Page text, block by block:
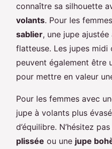
connaître sa silhouette
volants. Pour les
sablier, une jupe
flatteuse. Les jupes midi
peuvent également être
pour mettre en valeur
Pour les femmes avec
jupe à volants plus
d’équilibre. N’hésitez
plissée ou une jupe